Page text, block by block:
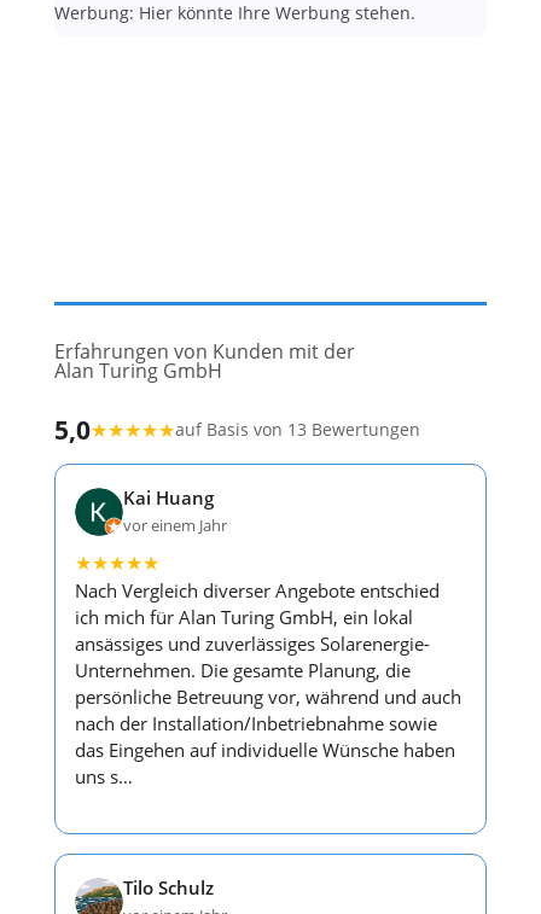
Werbung: Hier könnte Ihre Werbung stehen.
Erfahrungen von Kunden mit der
Alan Turing GmbH
5,0★★★★★auf Basis von 13 Bewertungen
Kai Huang
vor einem Jahr
★★★★★
Nach Vergleich diverser Angebote entschied
ich mich für Alan Turing GmbH, ein lokal
ansässiges und zuverlässiges Solarenergie-
Unternehmen. Die gesamte Planung, die
persönliche Betreuung vor, während und auch
nach der Installation/Inbetriebnahme sowie
das Eingehen auf individuelle Wünsche haben
uns s…
Tilo Schulz